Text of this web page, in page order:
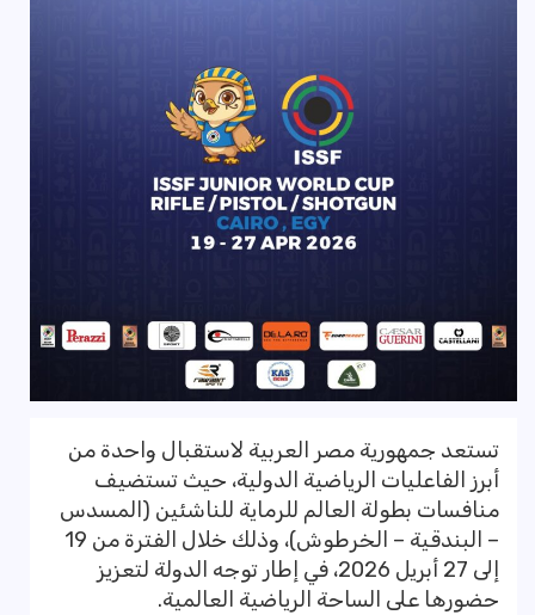
تستعد جمهورية مصر العربية لاستقبال واحدة من
أبرز الفاعليات الرياضية الدولية، حيث تستضيف
منافسات بطولة العالم للرماية للناشئين (المسدس
– البندقية – الخرطوش)، وذلك خلال الفترة من 19
إلى 27 أبريل 2026، في إطار توجه الدولة لتعزيز
حضورها على الساحة الرياضية العالمية.